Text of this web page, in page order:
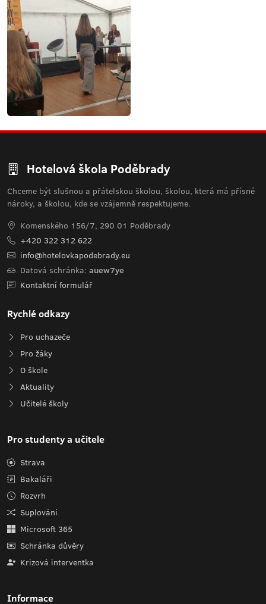
Hotelová škola Poděbrady
Chceme být slušnou a přátelskou školou, školou, která má přísné
nároky, a školou, kde se vzájemně respektujeme.
Komenského 156/7, 290 01 Poděbrady
+420 322 312 622
info@hotelovkapodebrady.eu
Datová schránka: auew7ye
Kontaktní formulář
Rychlé odkazy
Pro uchazeče
Pro žáky
O škole
Aktuality
Učitelé školy
Pro studenty a učitele
Strava
Bakaláři
Rozvrh
Suplování
Microsoft 365
Schránka důvěry
Krizová interventka
Informace